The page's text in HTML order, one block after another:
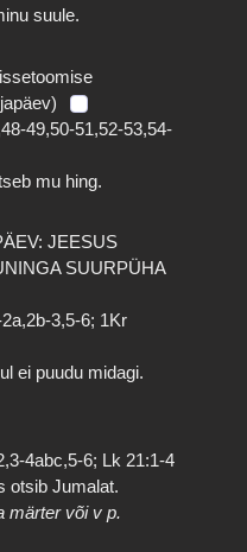
suule.
49,50-51,52-53,54-
mu hing.
JEESUS
SUURPÜHA
3,5-6; 1Kr
ei puudu midagi.
4abc,5-6; Lk 21:1-4
otsib Jumalat.
märter või v p.